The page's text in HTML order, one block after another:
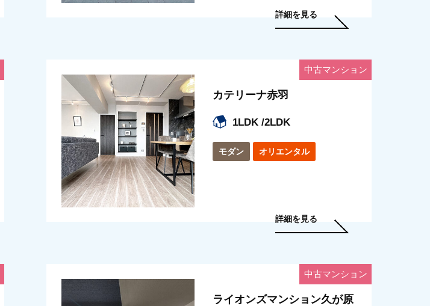
詳細を見る
中古マンション
カテリーナ赤羽
1LDK /2LDK
モダン オリエンタル
詳細を見る
中古マンション
ライオンズマンション久が原